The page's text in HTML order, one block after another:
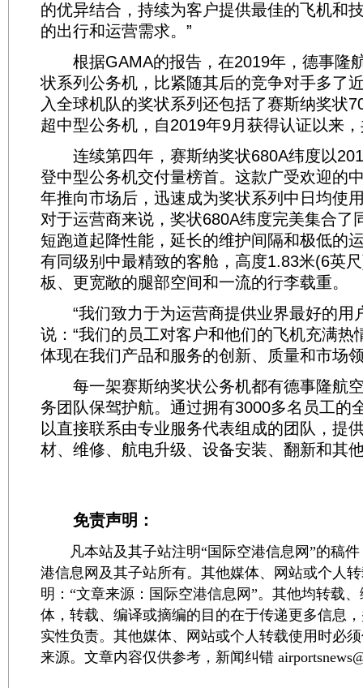
的优异结合，持续为客户提供最佳的飞机和
的出行和运营需求。”
根据GAMA的报告，在2019年，德事隆
状系列公务机，比紧随其后的竞争对手多了
入全球机队的奖状系列还包括了赛斯纳奖状
超中型公务机，自2019年9月获得认证以来
连续第四年，赛斯纳奖状680A纬度以
登中型公务机交付量榜首。这款广受欢迎的
年推向市场后，迅速成为奖状系列中日均使
对于运营商来说，奖状680A纬度完美集合了
短跑道起降性能，延长的维护间隔和极低的
有同级别中最精致的客舱，高度1.83米(6英
板、更宽敞的腿部空间和一流的行李载重。
“我们致力于为运营商提供业界最好的用
说：“我们的员工对客户和他们的飞机充满热
体现在我们产品和服务的创新、质量和市场
每一架赛斯纳奖状公务机都有德事隆航
务团队保驾护航。通过拥有3000多名员工的
以直接联系由专业服务代表组成的团队，提
材、维修、航电升级、设备安装、翻新和其
免责声明：
凡本站及其子站注明“国际空港信息网”的稿件
港信息网及其子站所有。其他媒体、网站或个人
明：“文章来源：国际空港信息网”。其他均转载
体，转载、编译或摘编的目的在于传递更多信息
实性负责。其他媒体、网站或个人转载使用时必
来源。文章内容仅供参考，新闻纠错